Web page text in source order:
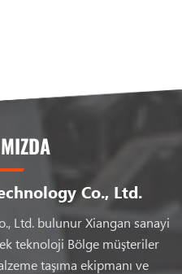
ihtiyaçlarınızı
Co., Ltd.
Ltd. bulunur Xiangan sanayi
teknoloji Bölge müşteriler
taşıma ekipmanı ve